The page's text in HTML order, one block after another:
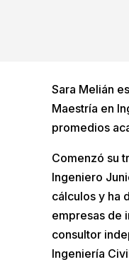
Sara Melián
Maestría en
promedios
Comenzó su
Ingeniero
cálculos y ha
empresas de
consultor
Ingeniería